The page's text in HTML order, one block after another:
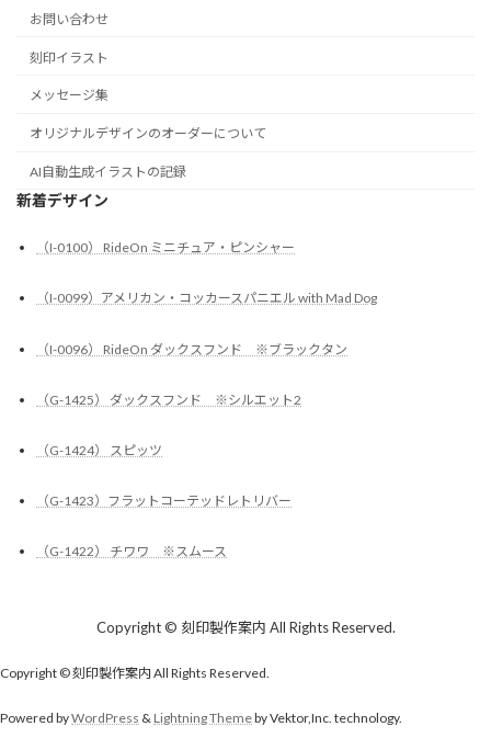
お問い合わせ
刻印イラスト
メッセージ集
オリジナルデザインのオーダーについて
AI自動生成イラストの記録
新着デザイン
（I-0100） RideOn ミニチュア・ピンシャー
（I-0099）アメリカン・コッカースパニエル with Mad Dog
（I-0096） RideOn ダックスフンド ※ブラックタン
（G-1425） ダックスフンド ※シルエット2
（G-1424） スピッツ
（G-1423）フラットコーテッドレトリバー
（G-1422） チワワ ※スムース
Copyright © 刻印製作案内 All Rights Reserved.
Copyright © 刻印製作案内 All Rights Reserved.
Powered byWordPress & Lightning Themeby Vektor,Inc. technology.